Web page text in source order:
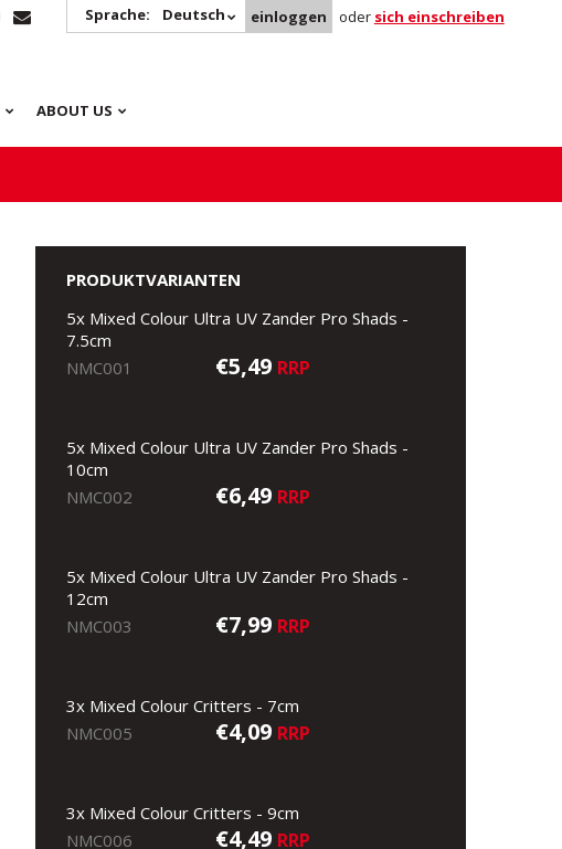
Sprache: Deutsch einloggen oder sich einschreiben
ABOUT US
PRODUKTVARIANTEN
5x Mixed Colour Ultra UV Zander Pro Shads -
7.5cm
NMC001
€5,49 RRP
5x Mixed Colour Ultra UV Zander Pro Shads -
10cm
NMC002
€6,49 RRP
5x Mixed Colour Ultra UV Zander Pro Shads -
12cm
NMC003
€7,99 RRP
3x Mixed Colour Critters - 7cm
NMC005
€4,09 RRP
3x Mixed Colour Critters - 9cm
NMC006
€4,49 RRP